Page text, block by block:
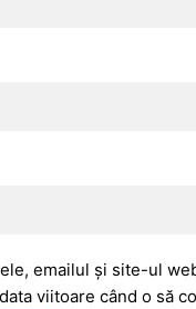
emailul și site-ul
viitoare când o să